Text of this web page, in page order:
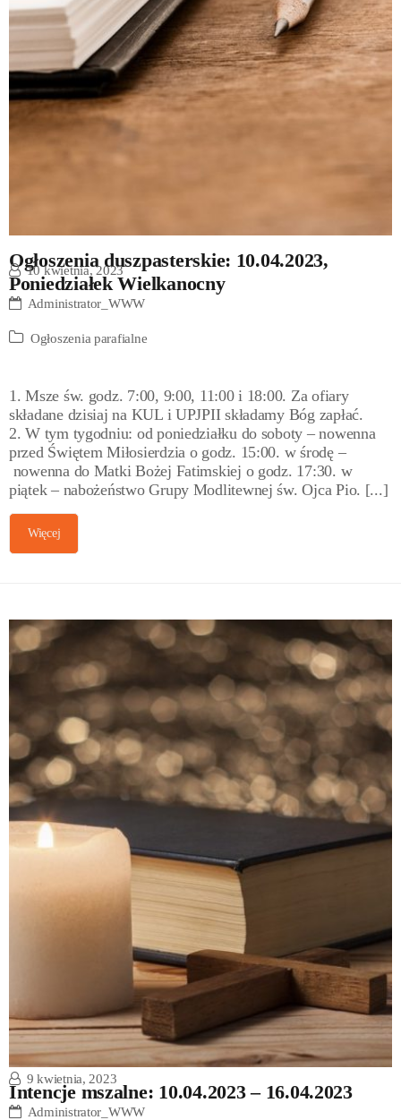
Ogłoszenia duszpasterskie: 10.04.2023,
Poniedziałek Wielkanocny
10 kwietnia, 2023
Administrator_WWW
Ogłoszenia parafialne
1. Msze św. godz. 7:00­, 9:00, 11:00 i 18:00. Za ofiary
składane dzisiaj na KUL i UPJPII składamy Bóg zapłać.
2. W tym tygodniu: od poniedziałku do soboty – nowenna
przed Świętem Miłosierdzia o godz. 15:00. w środę –
nowenna do Matki Bożej Fatimskiej o godz. 17:30. w
piątek – nabożeństwo Grupy Modlitewnej św. Ojca Pio. [...]
Więcej
Intencje mszalne: 10.04.2023 – 16.04.2023
9 kwietnia, 2023
Administrator_WWW